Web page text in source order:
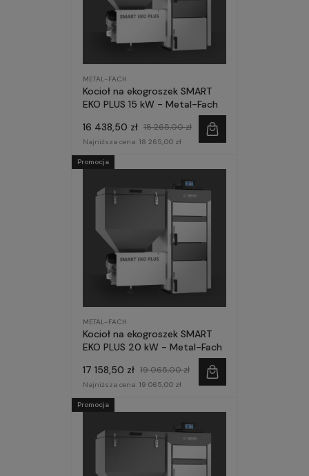
METAL-FACH
Kocioł na ekogroszek SMART
EKO PLUS 15 kW - Metal-Fach
16 438,50 zł 18 265,00 zł
Najniższa cena: 18 265,00 zł
METAL-FACH
Kocioł na ekogroszek SMART
EKO PLUS 20 kW - Metal-Fach
17 158,50 zł 19 065,00 zł
Najniższa cena: 19 065,00 zł
Promocja
Promocja